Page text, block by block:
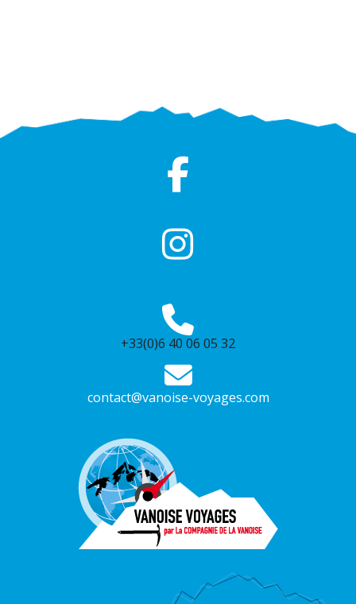
+33(0)6 40 06 05 32
contact@vanoise-voyages.com